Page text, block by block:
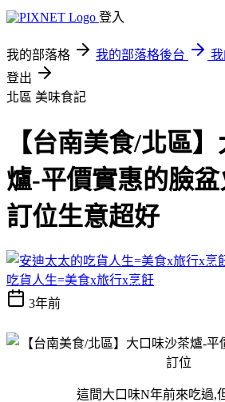
登入
我的部落格 我的部落格後台
登出
北區 美味食記
【台南美食/北區
爐-平價實惠的臉
訂位生意超好
吃貨人生=美食x旅行x烹飪
3年前
這間大口味N年前來吃過,